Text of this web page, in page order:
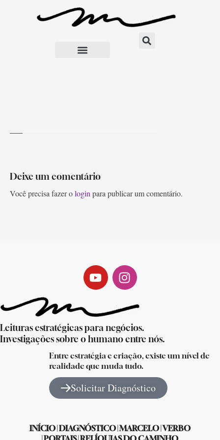
Deixe um comentário
Você precisa fazer ologin para publicar um comentário.
Leituras estratégicas para negócios.
Investigações sobre o humano entre nós.
Entre estratégia e criação, existe um nível de
realidade que muda tudo.
Solicitar Diagnóstico
INÍCIO DIAGNÓSTICO |MARCELO |VERBO